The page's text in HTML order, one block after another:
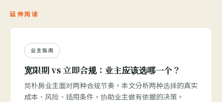
延伸阅读
业主指南
宽限期 vs 立即合规：业主应该选哪一个？
简朴房业主面对两种合规节奏。本文分析两种选择的真实
成本、风险、适用条件，协助业主做有依据的决策。